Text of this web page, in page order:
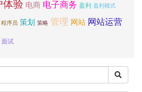
体验 电商 电子商务 盈利 盈利模式
程序员 策划 策略 管理 网站 网站运营
面试